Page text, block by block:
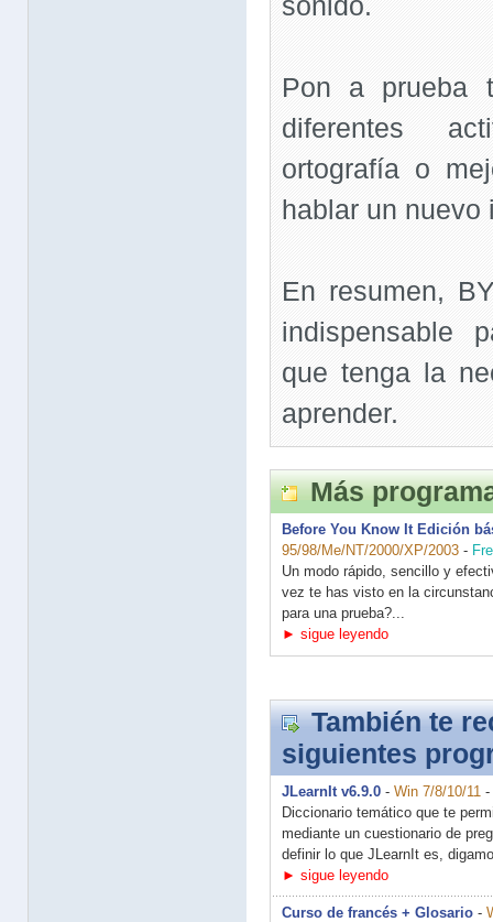
Pon a prueba
diferentes
ortografía o
hablar un nuevo
En resumen,
indispensable
que tenga la
aprender.
Más
Before You Know It Edición
95/98/Me/NT/2000/XP/2003-
Un modo rápido, sencillo y
vez te has visto en la
para una prueba?...
► sigue leyendo
También te
siguientes
JLearnIt v6.9.0- Win 7/8/10/11-
Diccionario temático que te
mediante un cuestionario de
definir lo que JLearnIt es,
► sigue leyendo
Curso de francés + Glosario-